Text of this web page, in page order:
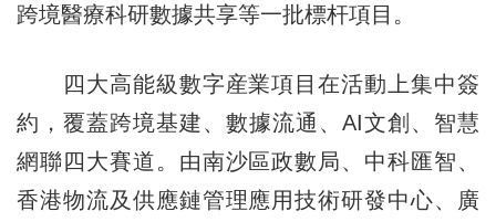
跨境醫療科研數據共享等一批標杆項目。
四大高能級數字産業項目在活動上集中簽
約，覆蓋跨境基建、數據流通、AI文創、智慧
網聯四大賽道。由南沙區政數局、中科匯智、
香港物流及供應鏈管理應用技術研發中心、廣